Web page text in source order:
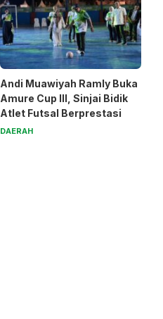
Andi Muawiyah Ramly Buka
Amure Cup III, Sinjai Bidik
Atlet Futsal Berprestasi
DAERAH